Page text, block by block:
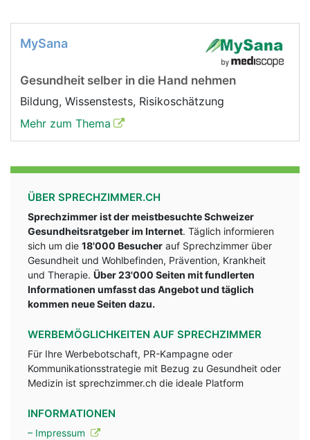
MySana
Gesundheit selber in die Hand nehmen
Bildung, Wissenstests, Risikoschätzung
Mehr zum Thema
ÜBER SPRECHZIMMER.CH
Sprechzimmer ist der meistbesuchte Schweizer
Gesundheitsratgeber im Internet. Täglich informieren
sich um die 18'000 Besucher auf Sprechzimmer über
Gesundheit und Wohlbefinden, Prävention, Krankheit
und Therapie. Über 23'000 Seiten mit fundlerten
Informationen umfasst das Angebot und täglich
kommen neue Seiten dazu.
WERBEMÖGLICHKEITEN AUF SPRECHZIMMER
Für Ihre Werbebotschaft, PR-Kampagne oder
Kommunikationsstrategie mit Bezug zu Gesundheit oder
Medizin ist sprechzimmer.ch die ideale Platform
INFORMATIONEN
– Impressum